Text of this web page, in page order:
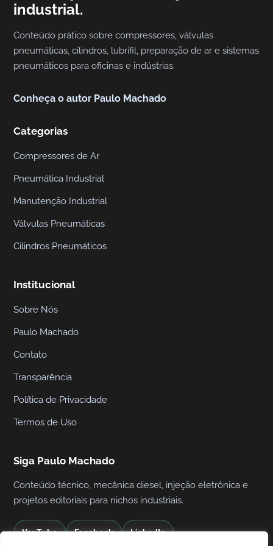
industrial.
Conteúdo prático sobre compressores, válvulas
pneumáticas, cilindros, lubrifil, preparação de ar e sistemas
pneumáticos para oficinas e indústrias.
Conheça o autor Paulo Machado
Categorias
Compressores de Ar
Pneumática Industrial
Manutenção Industrial
Válvulas Pneumáticas
Cilindros Pneumáticos
Institucional
Sobre Nós
Paulo Machado
Contato
Transparência
Política de Privacidade
Termos de Uso
Siga Paulo Machado
Conteúdo técnico, mecânica diesel, injeção eletrônica e
projetos editoriais para nichos industriais.
YouTube Facebook LinkedIn